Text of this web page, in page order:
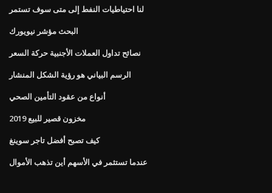
لنا احتياطيات النفط إلى متى سوف تستمر
البحث مؤشر نيويورك
نصائح تداول العملات الأجنبية حركة السعر
الرسم البياني هو رؤية الشكل المنشار
أنواع من عقود التأمين الصحي
مخزون قصير للبيع 2019
كيف تصبح أفضل تاجر سوينغ
عندما تستثمر في الأسهم أين تذهب الأموال